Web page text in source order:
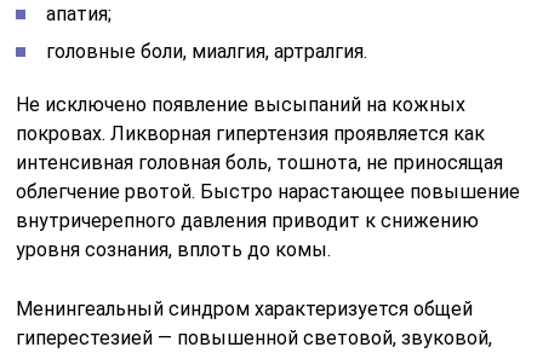
апатия;
головные боли, миалгия, артралгия.
Не исключено появление высыпаний на кожных
покровах. Ликворная гипертензия проявляется как
интенсивная головная боль, тошнота, не приносящая
облегчение рвотой. Быстро нарастающее повышение
внутричерепного давления приводит к снижению
уровня сознания, вплоть до комы.
Менингеальный синдром характеризуется общей
гиперестезией — повышенной световой, звуковой,